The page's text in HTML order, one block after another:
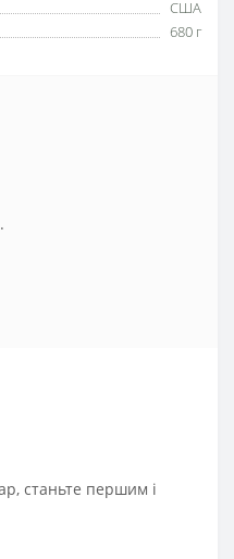
США
680 г
станьте першим і